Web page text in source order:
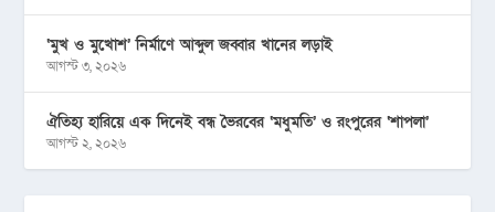
‘মুখ ও মুখোশ’ নির্মাণে আব্দুল জব্বার খানের লড়াই
আগস্ট ৩, ২০২৬
ঐতিহ্য হারিয়ে এক দিনেই বন্ধ ভৈরবের ‘মধুমতি’ ও রংপুরের ‘শাপলা’
আগস্ট ২, ২০২৬